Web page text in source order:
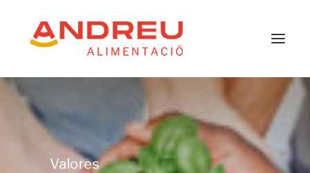
Pizzas
Productos Halal
Andreu Alimentació
Valores